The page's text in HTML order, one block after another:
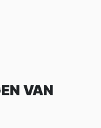
VAN